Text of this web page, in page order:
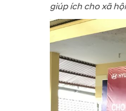
giúp ích cho xã